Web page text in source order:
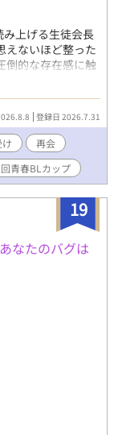
よう『経験はあ
クスの後陽太に
涙を滲ませながら
れ違い幼馴染の
言でも感想いただ
上げる生徒会長
ないほど整った
倒的な存在感に触
一週間で奏ら三
告白するも玉砕し
言われる。 その
した。 サークル
てて呼び止め
憶の中と変わら
校時代は男女共
男子。 ──大学で
登録日 2026.7.31
再会
青春BLカップ
19
なたのバグは